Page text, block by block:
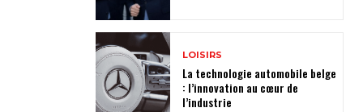
LOISIRS
La technologie automobile belge
: l’innovation au cœur de
l’industrie